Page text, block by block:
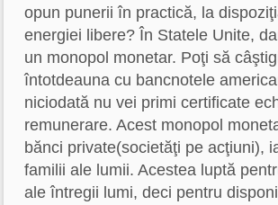
opun punerii în practică, la
energiei libere? În Statele Unite,
un monopol monetar. Poţi să
întotdeauna cu bancnotele
niciodată nu vei primi certificate
remunerare. Acest monopol
bănci private(societăţi pe acţiuni),
familii ale lumii. Acestea luptă
ale întregii lumi, deci pentru